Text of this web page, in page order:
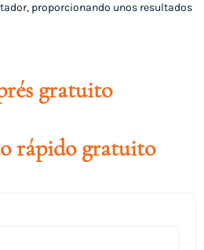
proporcionando unos resultados
gratuito
rápido gratuito